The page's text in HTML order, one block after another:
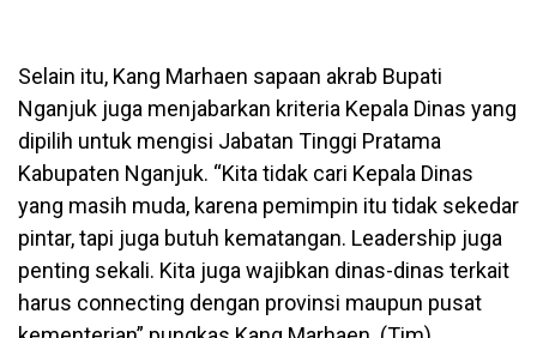
Selain itu, Kang Marhaen sapaan akrab Bupati
Nganjuk juga menjabarkan kriteria Kepala Dinas yang
dipilih untuk mengisi Jabatan Tinggi Pratama
Kabupaten Nganjuk. “Kita tidak cari Kepala Dinas
yang masih muda, karena pemimpin itu tidak sekedar
pintar, tapi juga butuh kematangan. Leadership juga
penting sekali. Kita juga wajibkan dinas-dinas terkait
harus connecting dengan provinsi maupun pusat